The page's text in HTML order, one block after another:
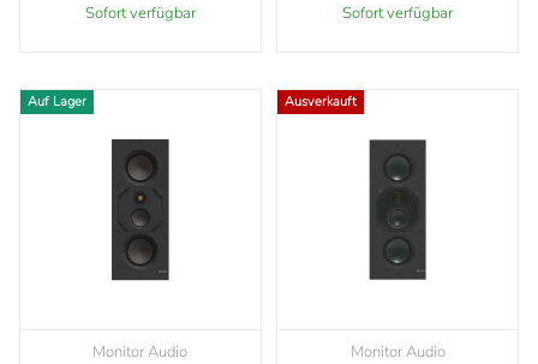
Sofort verfügbar Sofort verfügbar
Auf Lager
Monitor Audio
Ausverkauft
Monitor Audio